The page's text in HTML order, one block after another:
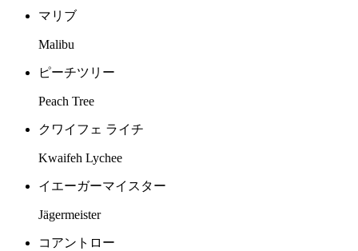
マリブ
Malibu
ピーチツリー
Peach Tree
クワイフェ ライチ
Kwaifeh Lychee
イエーガーマイスター
Jägermeister
コアントロー